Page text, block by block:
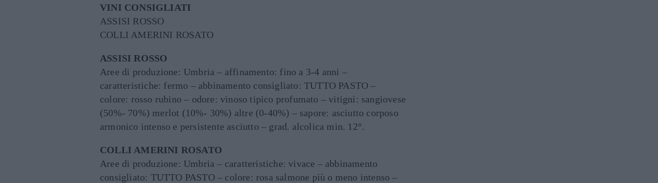
VINI CONSIGLIATI
ASSISI ROSSO
COLLI AMERINI ROSATO
ASSISI ROSSO
Aree di produzione: Umbria – affinamento: fino a 3-4 anni –
caratteristiche: fermo – abbinamento consigliato: TUTTO PASTO –
colore: rosso rubino – odore: vinoso tipico profumato – vitigni: sangiovese
(50%- 70%) merlot (10%- 30%) altre (0-40%) – sapore: asciutto corposo
armonico intenso e persistente asciutto – grad. alcolica min. 12°.
COLLI AMERINI ROSATO
Aree di produzione: Umbria – caratteristiche: vivace – abbinamento
consigliato: TUTTO PASTO – colore: rosa salmone più o meno intenso –